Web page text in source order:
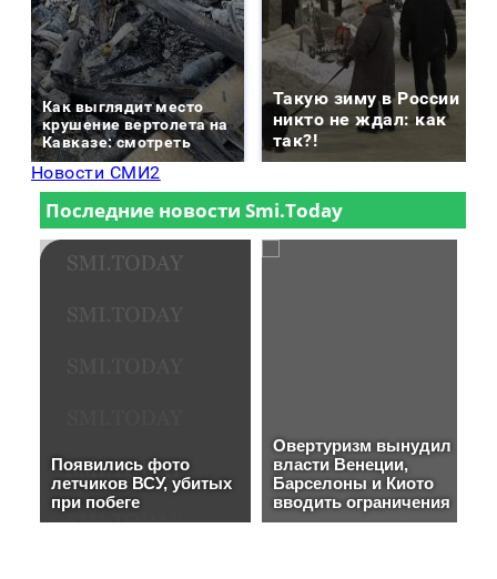
Как выглядит место
крушение вертолета на
Кавказе: смотреть
Такую зиму в России
никто не ждал: как
так?!
Новости СМИ2